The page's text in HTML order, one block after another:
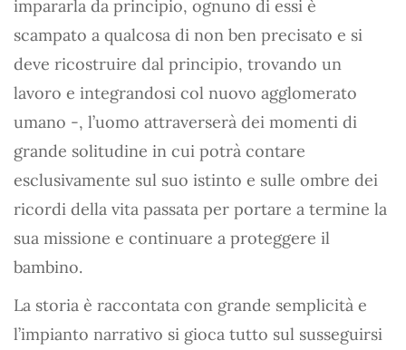
impararla da principio, ognuno di essi è
scampato a qualcosa di non ben precisato e si
deve ricostruire dal principio, trovando un
lavoro e integrandosi col nuovo agglomerato
umano -, l’uomo attraverserà dei momenti di
grande solitudine in cui potrà contare
esclusivamente sul suo istinto e sulle ombre dei
ricordi della vita passata per portare a termine la
sua missione e continuare a proteggere il
bambino.
La storia è raccontata con grande semplicità e
l’impianto narrativo si gioca tutto sul susseguirsi